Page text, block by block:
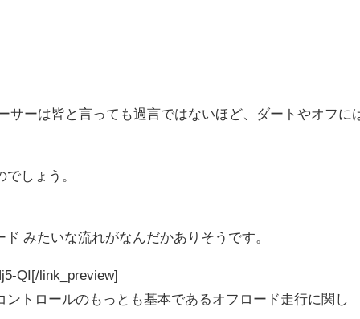
サーは皆と言っても過言ではないほど、ダートやオフに
しょう。
みたいな流れがなんだかありそうです。
QI[/link_preview]
トロールのもっとも基本であるオフロード走行に関し